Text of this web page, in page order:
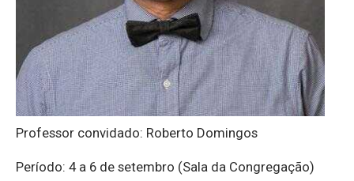
Professor convidado: Roberto Domingos
Período: 4 a 6 de setembro (Sala da Congregação)